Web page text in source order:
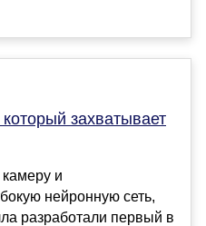
захватывает
и
нейронную сеть,
разработали первый в